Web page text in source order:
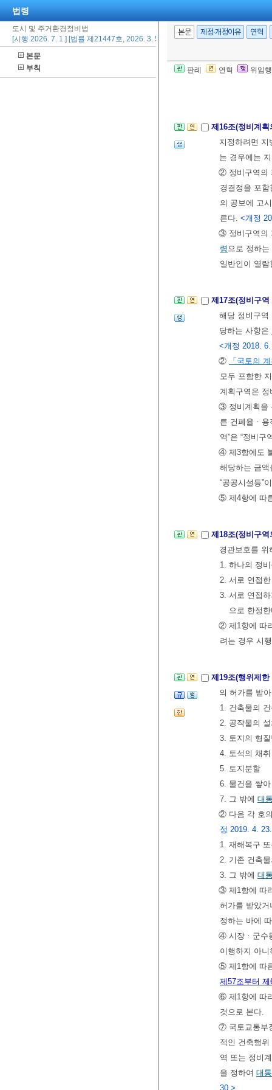
법령
도시 및 주거환경정비법
[시행 2026. 7. 1.] [법률 제21447호, 2026. 3. 5., 타법개정]
본문
부칙
본문 제정·개정이유 연혁
판례 연혁 위임
③ 제1항 및 제
④ 정비계획의
및 처분에 관
제16조(정비계
지정하려면
는 경우에는
② 정비구역의
경결정을 포
의 공보에 고
른다. <개정
③ 정비구역의
령 으로 정하
일반인이 열
제17조(정비구
해당 정비구
당하는 사항은
<개정 2018.
②
「국토의
모두 포함한
계획구역은
③ 정비계획을
른 건폐율ㆍ
역”은 “정비구
④ 제3항에도
해당하는 금
“공공시설등”
⑤ 제4항에 따
제18조(정비구
경관보호를
1. 하나의 정
2. 서로 연접
3. 서로 연접
으로 한정
② 제1항에 따
려는 경우 시
제19조(행위제
의 허가를 받
1. 건축물의
2. 공작물의
3. 토지의 형
4. 토석의 채취
5. 토지분할
6. 물건을 쌓
7. 그 밖에 대
② 다음 각 호
정 2019. 4.
1. 재해복구
2. 기존 건축
3. 그 밖에 대
③ 제1항에 따
허가를 받았
정하는 바에
④ 시장ㆍ군수
이행하지 아
⑤ 제1항에 따
제57조부터 제
⑥ 제1항에 따
것으로 본다.
⑦ 국토교통부
적인 건축행
역 또는 정비
을 정하여 대
30.>